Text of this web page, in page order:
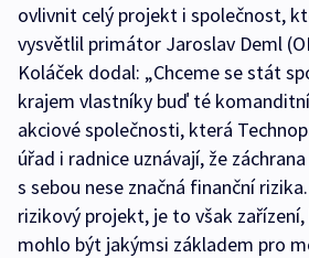
ovlivnit celý projekt i společnost,
vysvětlil primátor Jaroslav Deml
Koláček dodal: „Chceme se stát
krajem vlastníky buď té
akciové společnosti, která
úřad i radnice uznávají, že
s sebou nese značná finanční
rizikový projekt, je to však
mohlo být jakýmsi základem pro